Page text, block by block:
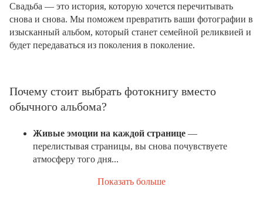
Свадьба — это история, которую хочется перечитывать
снова и снова. Мы поможем превратить ваши фотографии в
изысканный альбом, который станет семейной реликвией и
будет передаваться из поколения в поколение.
Почему стоит выбрать фотокнигу вместо
обычного альбома?
Живые эмоции на каждой странице —
перелистывая страницы, вы снова почувствуете
атмосферу того дня...
Показать больше